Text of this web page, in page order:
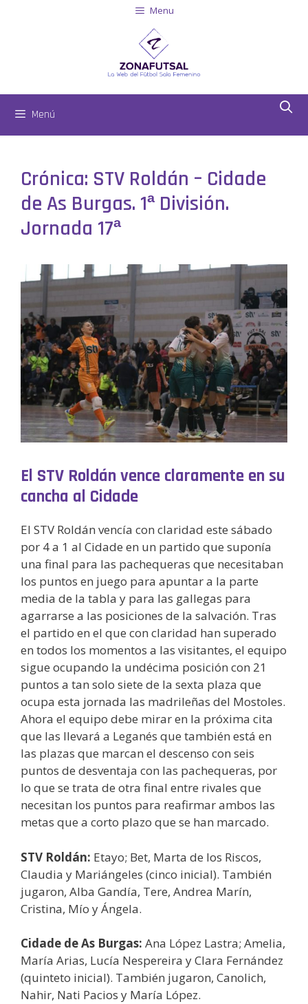
Menu
Menú
Crónica: STV Roldán – Cidade
de As Burgas. 1ª División.
Jornada 17ª
El STV Roldán vence claramente en su
cancha al Cidade
El STV Roldán vencía con claridad este sábado
por 4 a 1 al Cidade en un partido que suponía
una final para las pachequeras que necesitaban
los puntos en juego para apuntar a la parte
media de la tabla y para las gallegas para
agarrarse a las posiciones de la salvación. Tras
el partido en el que con claridad han superado
en todos los momentos a las visitantes, el equipo
sigue ocupando la undécima posición con 21
puntos a tan solo siete de la sexta plaza que
ocupa esta jornada las madrileñas del Mostoles.
Ahora el equipo debe mirar en la próxima cita
que las llevará a Leganés que también está en
las plazas que marcan el descenso con seis
puntos de desventaja con las pachequeras, por
lo que se trata de otra final entre rivales que
necesitan los puntos para reafirmar ambos las
metas que a corto plazo que se han marcado.
STV Roldán: Etayo; Bet, Marta de los Riscos,
Claudia y Mariángeles (cinco inicial). También
jugaron, Alba Gandía, Tere, Andrea Marín,
Cristina, Mío y Ángela.
Cidade de As Burgas: Ana López Lastra; Amelia,
María Arias, Lucía Nespereira y Clara Fernández
(quinteto inicial). También jugaron, Canolich,
Nahir, Nati Pacios y María López.